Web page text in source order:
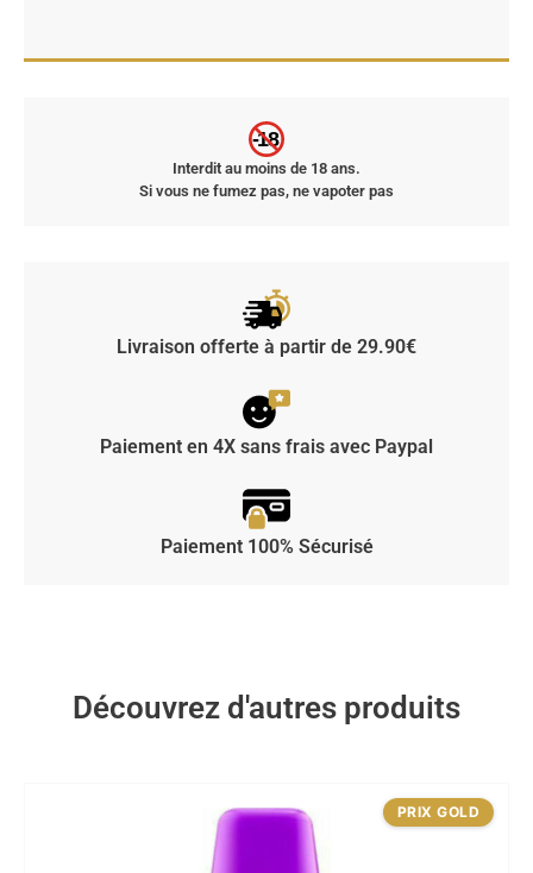
-18
Interdit au moins de 18 ans.
Si vous ne fumez pas, ne vapoter pas
Livraison offerte à partir de 29.90€
Paiement en 4X sans frais avec Paypal
Paiement 100% Sécurisé
Découvrez d'autres produits
PRIX GOLD